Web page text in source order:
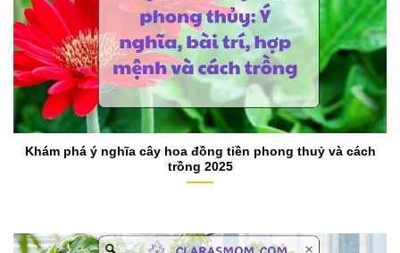
Khám phá ý nghĩa cây hoa đồng tiền phong thuỷ và cách
trồng 2025